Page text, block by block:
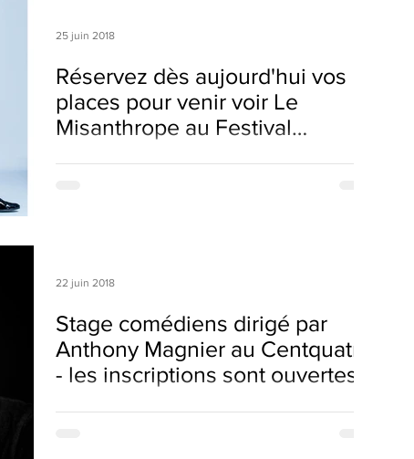
Réservez dès aujourd'hui vos
places pour venir voir Le
Misanthrope au Festival
Venez découvrir Le Misanthrope à La Factory /
25 juin 2018
Stage comédiens dirigé par
Anthony Magnier au Centquatre
- les inscriptions sont ouvertes !
22 juin 2018